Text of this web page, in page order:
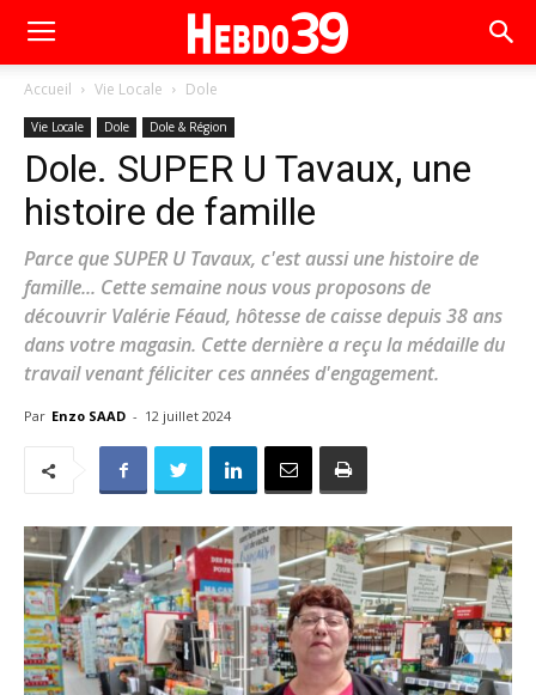
Accueil Vie Locale Dole
Vie Locale Dole Dole & Région
Dole. SUPER U Tavaux, une
histoire de famille
Parce que SUPER U Tavaux, c'est aussi une histoire de
famille... Cette semaine nous vous proposons de
découvrir Valérie Féaud, hôtesse de caisse depuis 38 ans
dans votre magasin. Cette dernière a reçu la médaille du
travail venant féliciter ces années d'engagement.
Par Enzo SAAD - 12 juillet 2024